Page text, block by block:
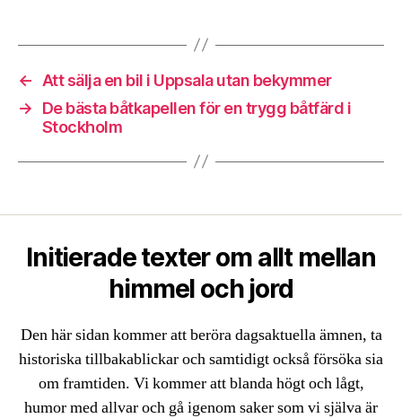
←
Att sälja en bil i Uppsala utan bekymmer
→
De bästa båtkapellen för en trygg båtfärd i
Stockholm
Initierade texter om allt mellan
himmel och jord
Den här sidan kommer att beröra dagsaktuella ämnen, ta
historiska tillbakablickar och samtidigt också försöka sia
om framtiden. Vi kommer att blanda högt och lågt,
humor med allvar och gå igenom saker som vi själva är